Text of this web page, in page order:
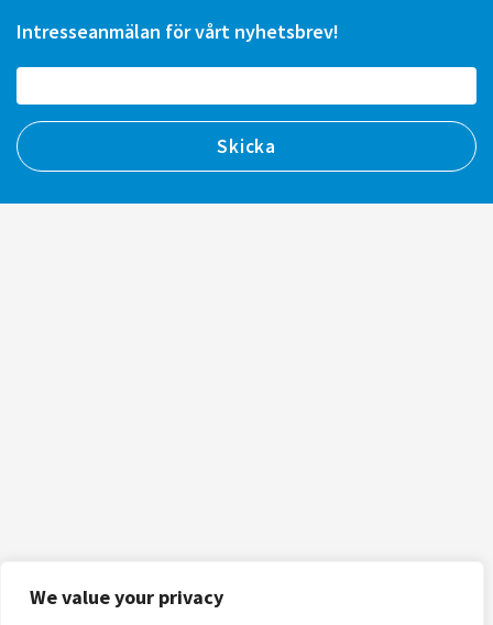
We value your privacy
Intresseanmälan för vårt nyhetsbrev!